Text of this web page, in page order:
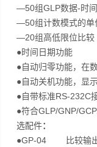
—50组GLP数据-时
—50组计数模式的单
—20组高低限位比较
●时间日期功能
●自动归零功能，在
●自动关机功能，显
●自带标准RS-232C
●符合GLP/GNP/
选配件：
●GP-04 比较输出